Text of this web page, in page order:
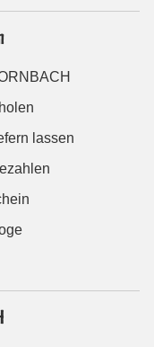
lassen